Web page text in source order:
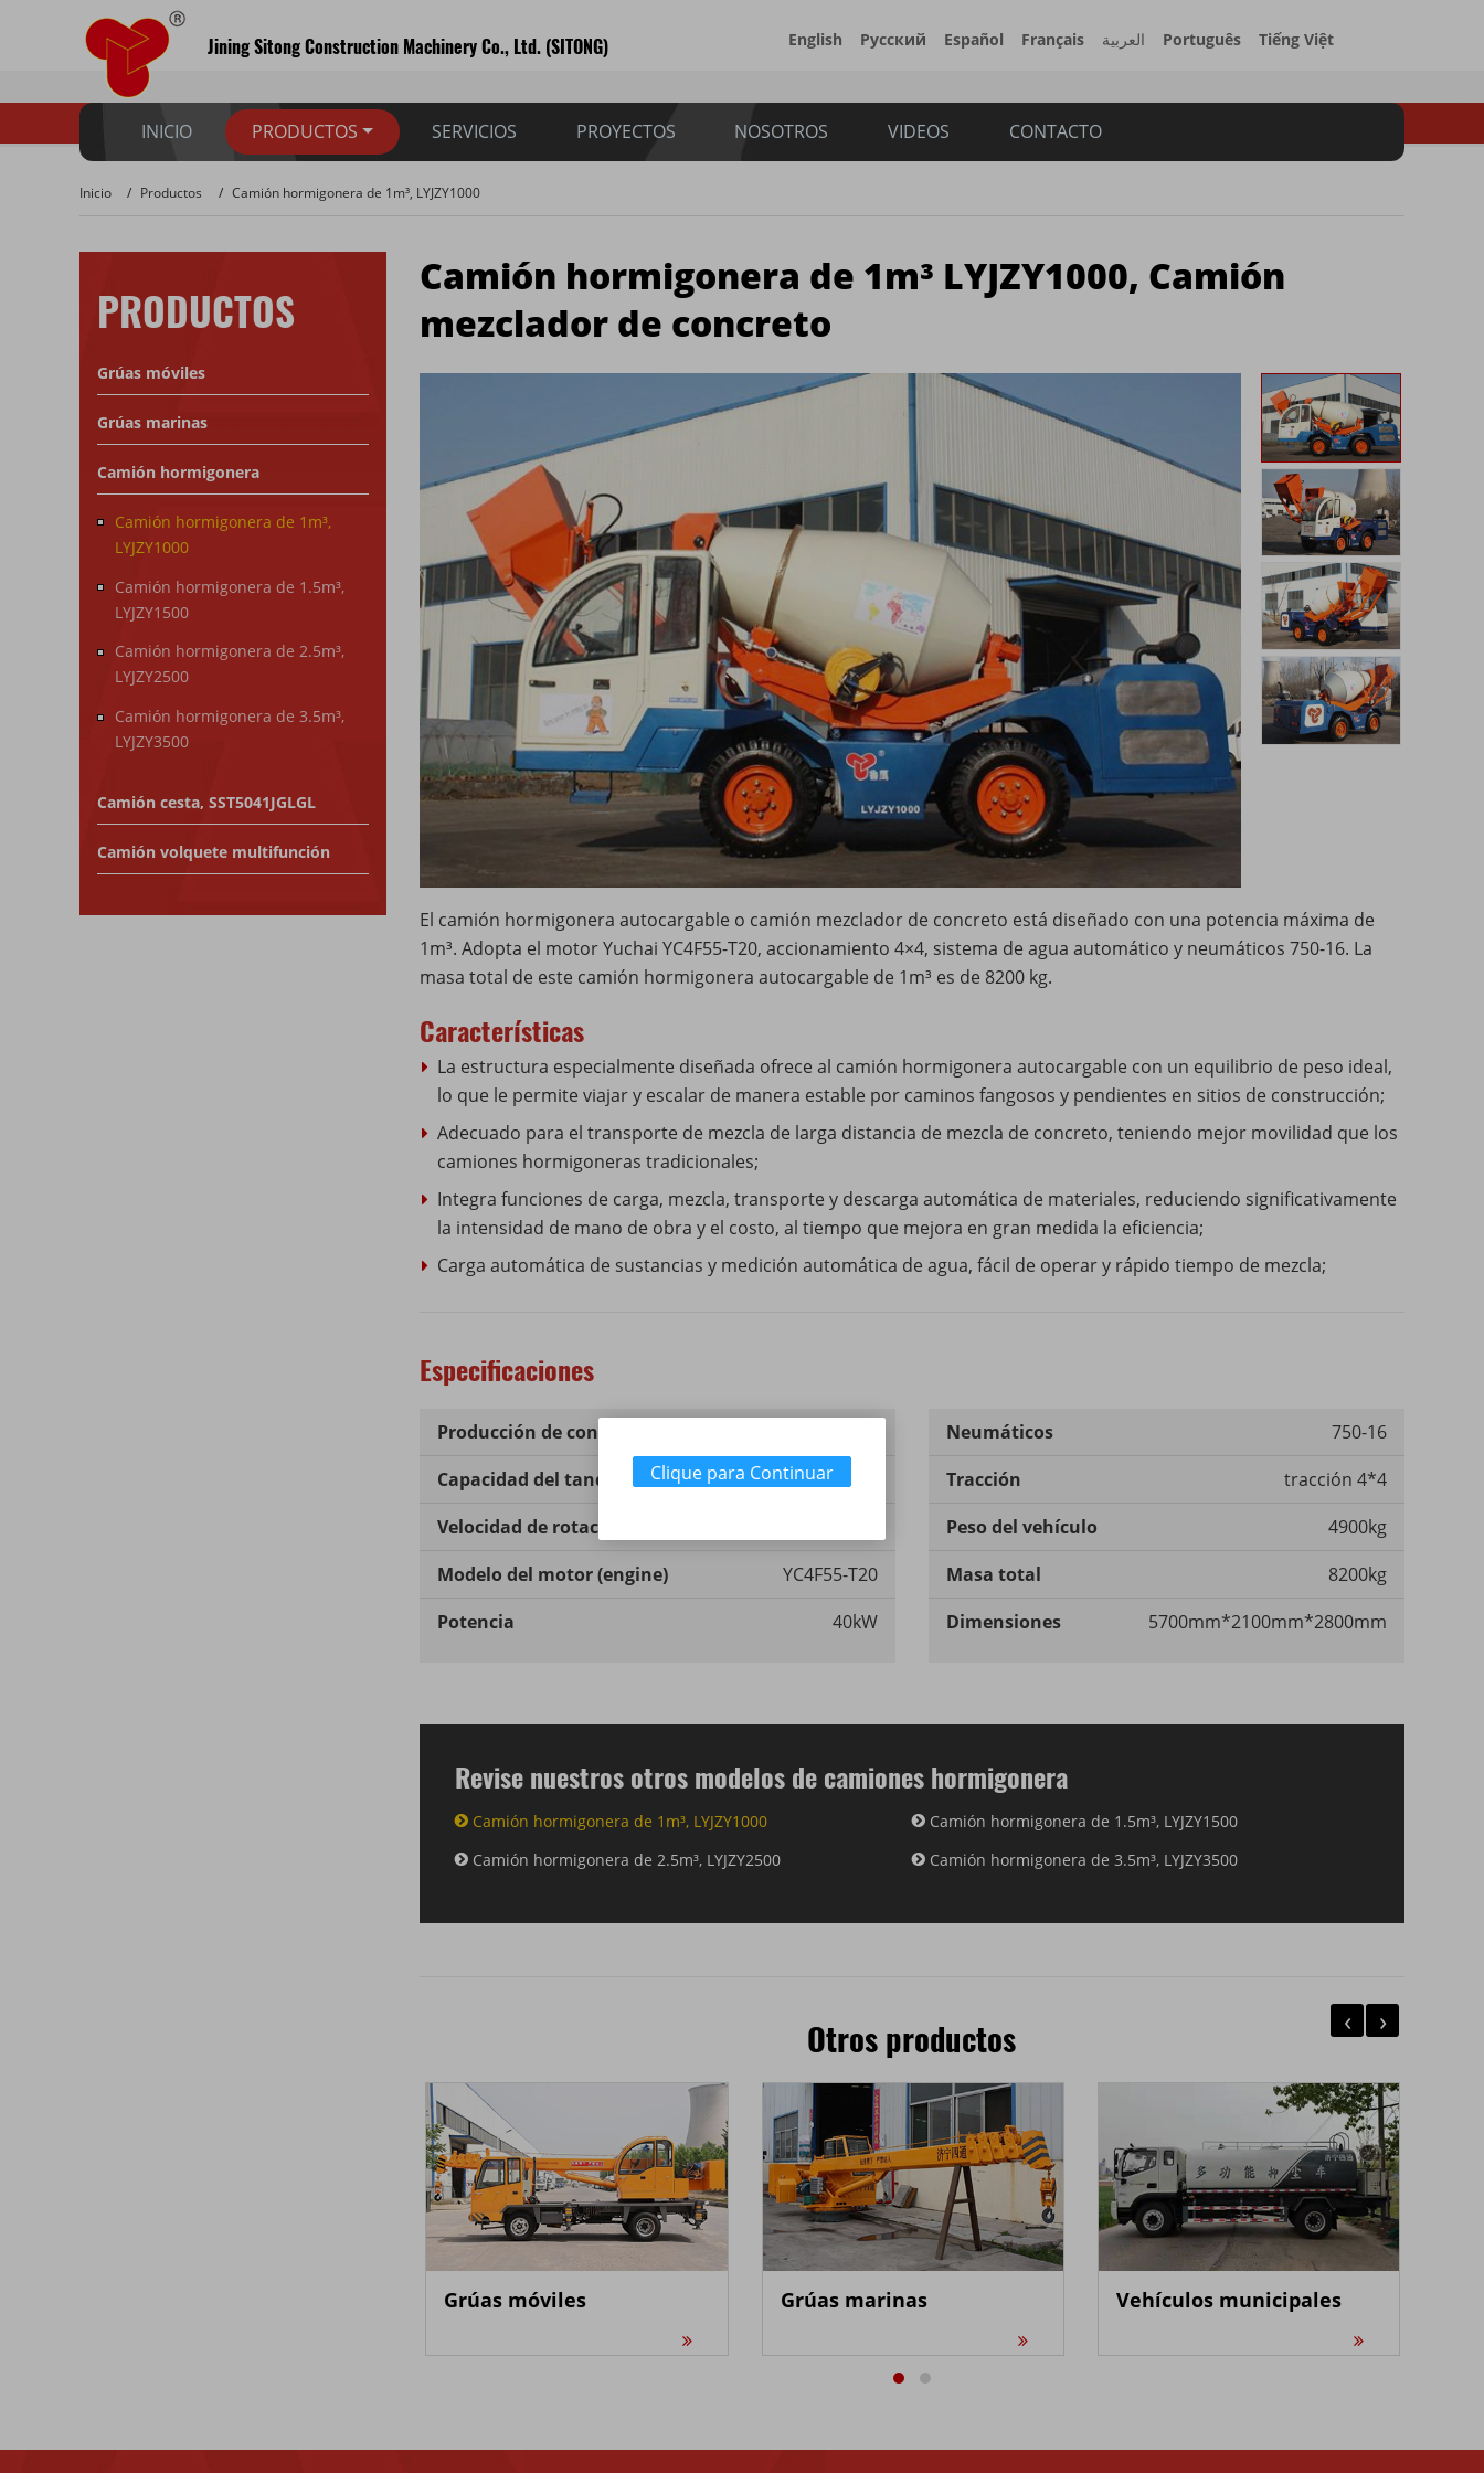
Jining Sitong Construction Machinery Co., Ltd. (SITONG) English Русский Español Français العربية Português Tiếng Việt
INICIO PRODUCTOS SERVICIOS PROYECTOS NOSOTROS VIDEOS CONTACTO
Inicio Productos Camión hormigonera de 1m³, LYJZY1000
Camión hormigonera de 1m³ LYJZY1000, Camión
mezclador de concreto
El camión hormigonera autocargable o camión mezclador de concreto está diseñado con una potencia máxima de
1m³. Adopta el motor Yuchai YC4F55-T20, accionamiento 4×4, sistema de agua automático y neumáticos 750-16. La
masa total de este camión hormigonera autocargable de 1m³ es de 8200 kg.
Características
La estructura especialmente diseñada ofrece al camión hormigonera autocargable con un equilibrio de peso ideal,
lo que le permite viajar y escalar de manera estable por caminos fangosos y pendientes en sitios de construcción;
Adecuado para el transporte de mezcla de larga distancia de mezcla de concreto, teniendo mejor movilidad que los
camiones hormigoneras tradicionales;
Integra funciones de carga, mezcla, transporte y descarga automática de materiales, reduciendo significativamente
la intensidad de mano de obra y el costo, al tiempo que mejora en gran medida la eficiencia;
Carga automática de sustancias y medición automática de agua, fácil de operar y rápido tiempo de mezcla;
Especificaciones
Producción de concreto
Capacidad del tanque de agua
Velocidad de rotación del tambor
Modelo del motor (engine)
YC4F55-T20
Potencia
40kW
Neumáticos
750-16
Tracción
tracción 4*4
Peso del vehículo
4900kg
Masa total
8200kg
Dimensiones
5700mm*2100mm*2800mm
Revise nuestros otros modelos de camiones hormigonera
Camión hormigonera de 1m³, LYJZY1000
Camión hormigonera de 1.5m³, LYJZY1500
Camión hormigonera de 2.5m³, LYJZY2500
Camión hormigonera de 3.5m³, LYJZY3500
Otros productos
Grúas móviles Grúas marinas Vehículos municipales
‹ ›
PRODUCTOS
Grúas móviles
Grúas marinas
Camión hormigonera
Camión hormigonera de 1m³,
LYJZY1000
Camión hormigonera de 1.5m³,
LYJZY1500
Camión hormigonera de 2.5m³,
LYJZY2500
Camión hormigonera de 3.5m³,
LYJZY3500
Camión cesta, SST5041JGLGL
Camión volquete multifunción
Clique para Continuar